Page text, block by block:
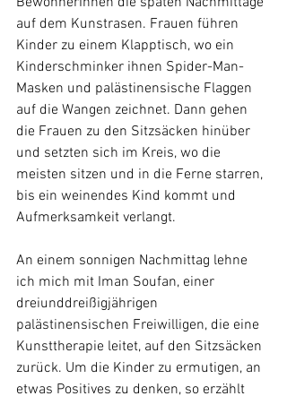
auf dem Kunstrasen. Frauen führen
Kinder zu einem Klapptisch, wo ein
Kinderschminker ihnen Spider-Man-
Masken und palästinensische Flaggen
auf die Wangen zeichnet. Dann gehen
die Frauen zu den Sitzsäcken hinüber
und setzten sich im Kreis, wo die
meisten sitzen und in die Ferne starren,
bis ein weinendes Kind kommt und
Aufmerksamkeit verlangt.
An einem sonnigen Nachmittag lehne
ich mich mit Iman Soufan, einer
dreiunddreißigjährigen
palästinensischen Freiwilligen, die eine
Kunsttherapie leitet, auf den Sitzsäcken
zurück. Um die Kinder zu ermutigen, an
etwas Positives zu denken, so erzählt